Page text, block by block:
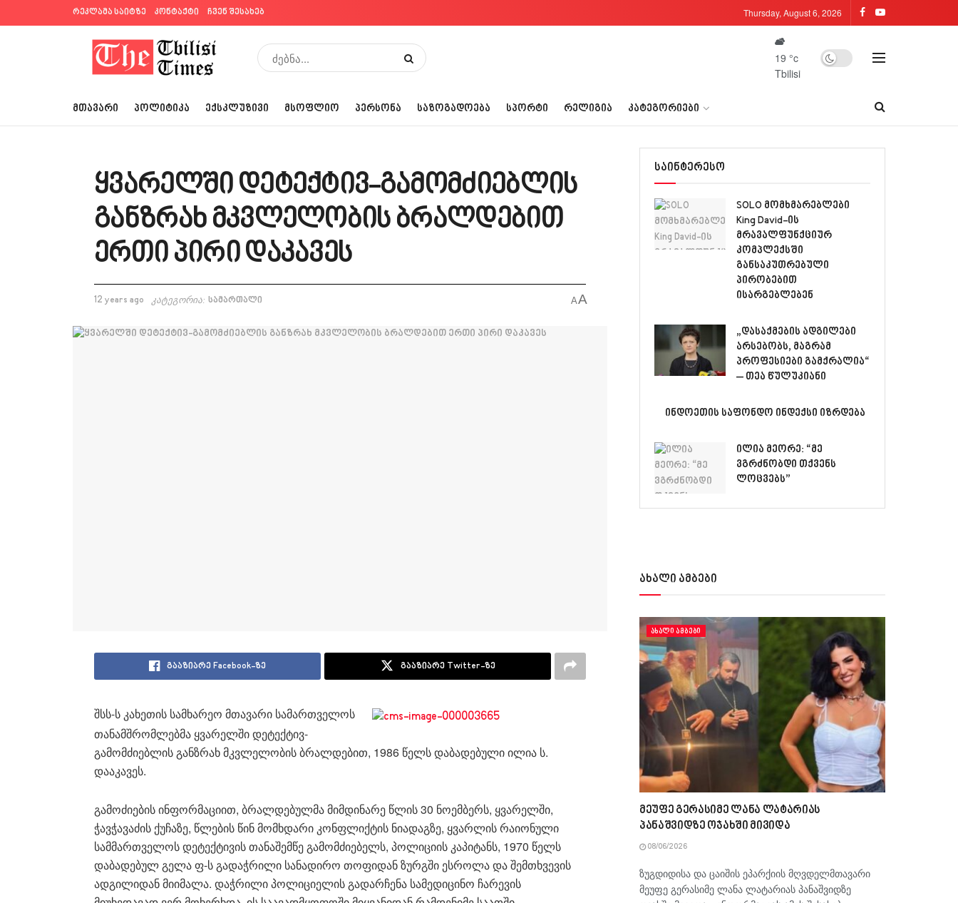
რეკლამა საიტზე კონტაქტი ჩვენ შესახებ Thursday, August 6, 2026
19 °c
Tbilisi
ᲛᲗᲐᲕᲐᲠᲘ ᲞᲝᲚᲘᲢᲘᲙᲐ ᲔᲥᲡᲙᲚᲣᲖᲘᲕᲘ ᲛᲡᲝᲤᲚᲘᲝ ᲞᲔᲠᲡᲝᲜᲐ ᲡᲐᲖᲝᲒᲐᲓᲝᲔᲑᲐ ᲡᲞᲝᲠᲢᲘ ᲠᲔᲚᲘᲒᲘᲐ ᲙᲐᲢᲔᲒᲝᲠᲘᲔᲑᲘ
ყვარელში დეტექტივ-გამომძიებლის
განზრახ მკვლელობის ბრალდებით
ერთი პირი დაკავეს
12 years ago კატეგორია: სამართალი AA
გააზიარე Facebook-ზე გააზიარე Twitter-ზე
შსს-ს კახეთის სამხარეო მთავარი სამართველოს
თანამშრომლებმა ყვარელში დეტექტივ-
გამომძიებლის განზრახ მკვლელობის ბრალდებით, 1986 წელს დაბადებული ილია ს.
დააკავეს.
გამოძიების ინფორმაციით, ბრალდებულმა მიმდინარე წლის 30 ნოემბერს, ყვარელში,
ჭავჭავაძის ქუჩაზე, წლების წინ მომხდარი კონფლიქტის ნიადაგზე, ყვარლის რაიონული
სამმართველოს დეტექტივის თანაშემწე გამომძიებელს, პოლიციის კაპიტანს, 1970 წელს
დაბადებულ გელა ფ-ს გადაჭრილი სანადირო თოფიდან ზურგში ესროლა და შემთხვევის
ადგილიდან მიიმალა. დაჭრილი პოლიციელის გადარჩენა სამედიცინო ჩარევის
საინტერესო
SOLO მომხმარებლები
King David-ის
მრავალფუნქციურ
კომპლექსში
განსაკუთრებული
პირობებით
ისარგებლებენ
„დასაქმების ადგილები
არსებობს, მაგრამ
პროფესიები გამქრალია“
– თეა წულუკიანი
ინდოეთის საფონდო ინდექსი იზრდება
ილია მეორე: “მე
ვგრძნობდი თქვენს
ლოცვებს”
ახალი ამბები
ᲐᲮᲐᲚᲘ ᲐᲛᲑᲔᲑᲘ
მეუფე გერასიმე ლანა ლატარიას
პანაშვიდზე ოჯახში მივიდა
08/06/2026
ზუგდიდისა და ცაიშის ეპარქიის მღვდელმთავარი
მეუფე გერასიმე ლანა ლატარიას პანაშვიდზე